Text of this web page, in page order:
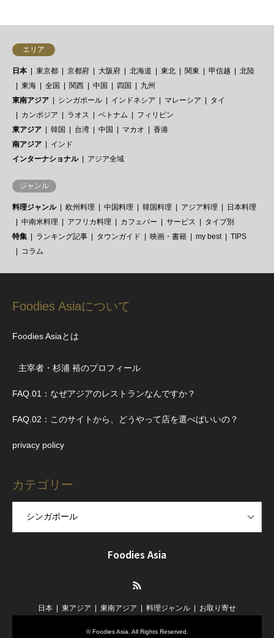
エリア
日本 東京都 京都府 大阪府 北海道 東北 関東 甲信越
北陸
東海
全国 関西 中国 四国
九州
東南アジア
シンガポール インドネシア マレーシア
タイ
カンボジア
ラオス ベトナム
フィリピン
東アジア
韓国 台湾 中国 マカオ
香港
南アジア
インド
インターナショナル
アジア全域
ジャンル
料理ジャンル 欧州料理 中国料理 韓国料理 アジア料理
日本料理
中南米料理
アフリカ料理 カフェバー サービス
タイプ別
特集
ランキング記事 タウンガイド 映画・書籍 my best
TIPS
コラム
Foodies Asiaについて
Foodies Asiaとは
主宰者・杉浦 裕のプロフィール
FAQ.01：なぜアジアのレストランなんですか？
FAQ.02：このサイトから、どうやって店を選べばいいの？
privacy policy
カテゴリー
Foodies Asia
日本 東アジア 東南アジア 料理ジャンル お取り寄せ
©Foodies Asia. All Rights Reserved.